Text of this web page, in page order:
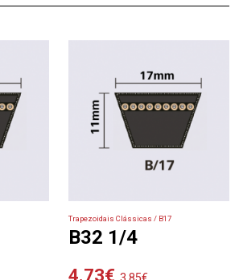
Trapezoidais Clássicas / B17
B32 1/4
4.73€